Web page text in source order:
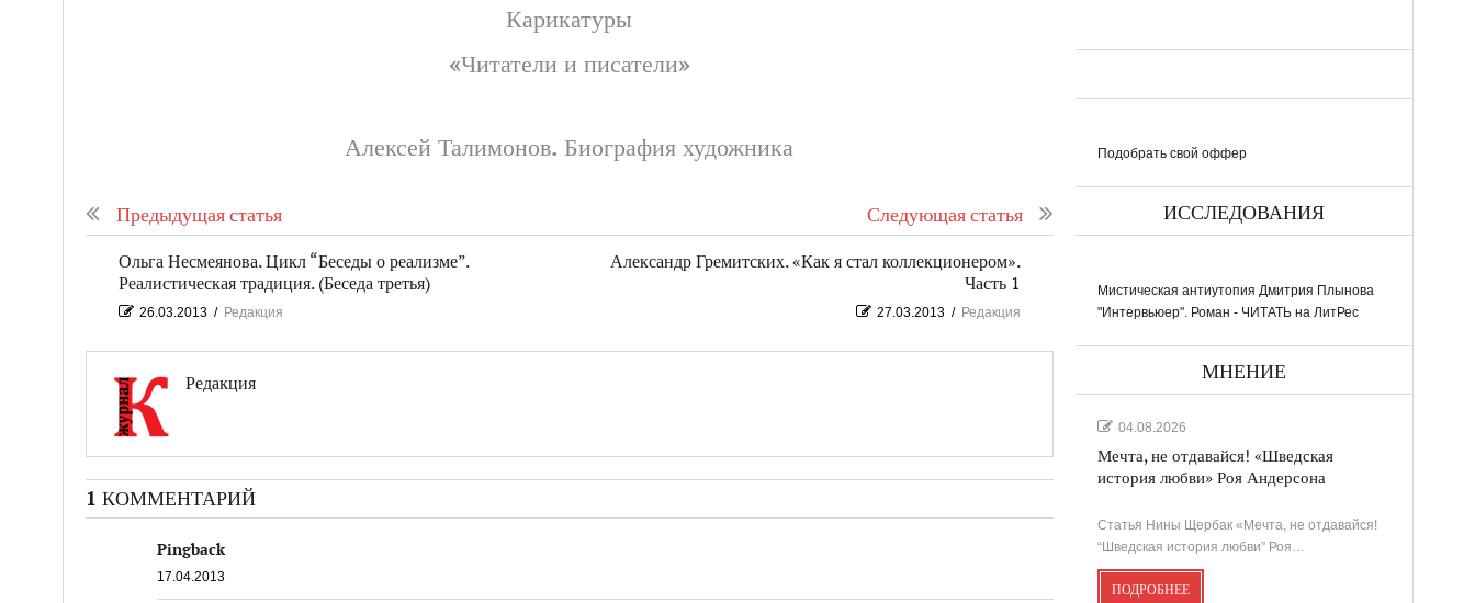
Карикатуры
«Читатели и писатели»
Алексей Талимонов. Биография художника
Предыдущая статья Следующая статья
Ольга Несмеянова. Цикл “Беседы о реализме”.
Реалистическая традиция. (Беседа третья)
26.03.2013 / Редакция
Александр Гремитских. «Как я стал коллекционером».
Часть 1
27.03.2013 / Редакция
Редакция
1 КОММЕНТАРИЙ
Pingback
17.04.2013
Подобрать свой оффер
ИССЛЕДОВАНИЯ
Мистическая антиутопия Дмитрия Плынова
"Интервьюер". Роман - ЧИТАТЬ на ЛитРес
МНЕНИЕ
04.08.2026
Мечта, не отдавайся! «Шведская
история любви» Роя Андерсона
Статья Нины Щербак «Мечта, не отдавайся!
“Шведская история любви” Роя…
ПОДРОБНЕЕ